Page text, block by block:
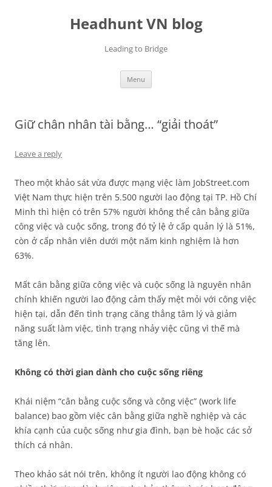
Headhunt VN blog
Leading to Bridge
Menu
Giữ chân nhân tài bằng… “giải thoát”
Leave a reply
Theo một khảo sát vừa được mạng việc làm JobStreet.com
Việt Nam thực hiện trên 5.500 người lao động tại TP. Hồ Chí
Minh thì hiện có trên 57% người không thể cân bằng giữa
công việc và cuộc sống, trong đó tỷ lệ ở cấp quản lý là 51%,
còn ở cấp nhân viên dưới một năm kinh nghiệm là hơn
63%.
Mất cân bằng giữa công việc và cuộc sống là nguyên nhân
chính khiến người lao động cảm thấy mệt mỏi với công việc
hiện tại, dẫn đến tình trạng căng thẳng tâm lý và giảm
năng suất làm việc, tình trạng nhảy việc cũng vì thế mà
tăng lên.
Không có thời gian dành cho cuộc sống riêng
Khái niệm “cân bằng cuộc sống và công việc” (work life
balance) bao gồm việc cân bằng giữa nghề nghiệp và các
khía cạnh của cuộc sống như gia đình, bạn bè hoặc các sở
thích cá nhân.
Theo khảo sát nói trên, không ít người lao động không có